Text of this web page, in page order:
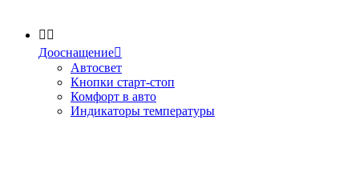
 
Дооснащение
Автосвет
Кнопки старт-стоп
Комфорт в авто
Индикаторы температуры